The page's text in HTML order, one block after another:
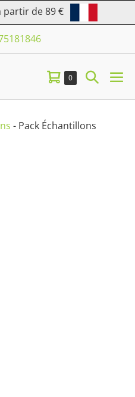
partir de 89 €
Panier
d’achat
0Éléments
le
la
le
- Pack Échantillons